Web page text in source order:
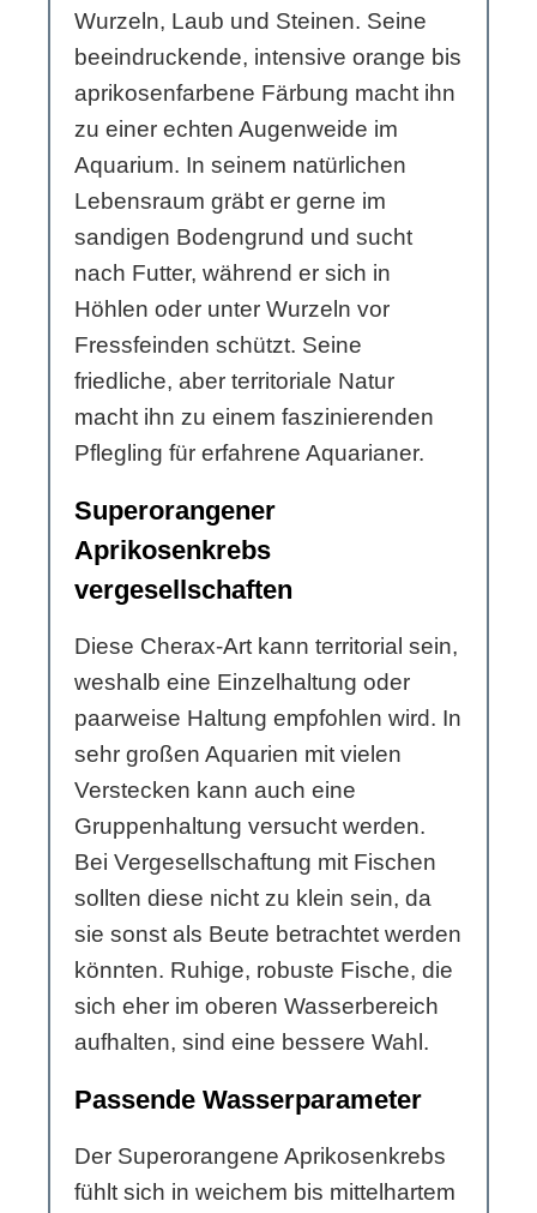
Wurzeln, Laub und Steinen. Seine
beeindruckende, intensive orange bis
aprikosenfarbene Färbung macht ihn
zu einer echten Augenweide im
Aquarium. In seinem natürlichen
Lebensraum gräbt er gerne im
sandigen Bodengrund und sucht
nach Futter, während er sich in
Höhlen oder unter Wurzeln vor
Fressfeinden schützt. Seine
friedliche, aber territoriale Natur
macht ihn zu einem faszinierenden
Pflegling für erfahrene Aquarianer.
Superorangener
Aprikosenkrebs
vergesellschaften
Diese Cherax-Art kann territorial sein,
weshalb eine Einzelhaltung oder
paarweise Haltung empfohlen wird. In
sehr großen Aquarien mit vielen
Verstecken kann auch eine
Gruppenhaltung versucht werden.
Bei Vergesellschaftung mit Fischen
sollten diese nicht zu klein sein, da
sie sonst als Beute betrachtet werden
könnten. Ruhige, robuste Fische, die
sich eher im oberen Wasserbereich
aufhalten, sind eine bessere Wahl.
Passende Wasserparameter
Der Superorangene Aprikosenkrebs
fühlt sich in weichem bis mittelhartem